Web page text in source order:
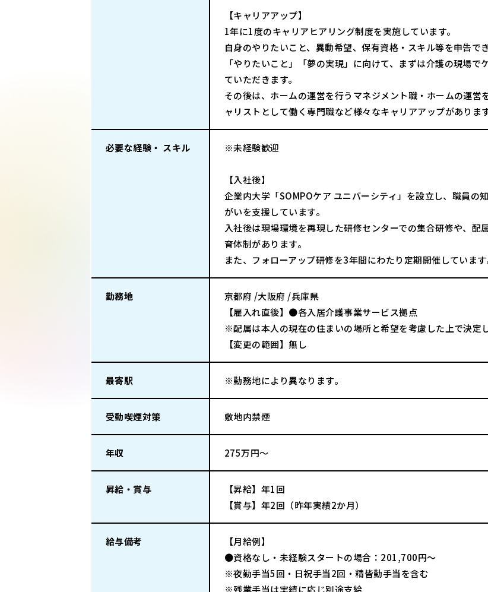
【キャリアアップ】
1年に1度のキャリアヒアリング制度を実施しています。
自身のやりたいこと、異動希望、保有資格・スキル等を申告でき
「やりたいこと」「夢の実現」に向けて、まずは介護の現場
ていただきます。
その後は、ホームの運営を行うマネジメント職・ホームの運
ャリストとして働く専門職など様々なキャリアアップがあります
必要な経験・ スキル ※未経験歓迎
【入社後】
企業内大学「SOMPOケア ユニバーシティ」を設立し、職員の
がいを支援しています。
入社後は現場環境を再現した研修センターでの集合研修や、
育体制があります。
また、フォローアップ研修を3年間にわたり定期開催しています
勤務地
京都府 /大阪府 /兵庫県
【雇入れ直後】●各入居介護事業サービス拠点
※配属は本人の現在の住まいの場所と希望を考慮した上で決定し
【変更の範囲】無し
最寄駅 ※勤務地により異なります。
受動喫煙対策 敷地内禁煙
年収 275万円～
昇給・賞与
【昇給】年1回
【賞与】年2回（昨年実績2か月）
給与備考
【月給例】
●資格なし・未経験スタートの場合：201,700円～
※夜勤手当5回・日祝手当2回・精皆勤手当を含む
※残業手当は実績に応じ別途支給